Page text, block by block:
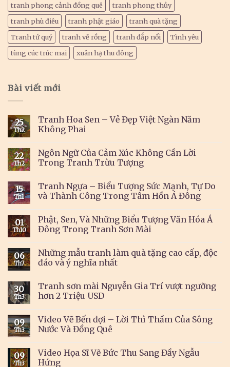
tranh phong cảnh đồng quê
tranh phong thủy
tranh phù điêu
tranh phật giáo
tranh quà tặng
Tranh tứ quý
tranh vẽ rồng tranh đắp nổi
Tình yêu
tùng cúc trúc mai
xuân hạ thu đông
Bài viết mới
25
Th2
Tranh Hoa Sen – Vẻ Đẹp Việt Ngàn Năm
Không Phai
22
Th2
Ngôn Ngữ Của Cảm Xúc Không Cần Lời
Trong Tranh Trừu Tượng
15
Th1
Tranh Ngựa – Biểu Tượng Sức Mạnh, Tự Do
và Thành Công Trong Tâm Hồn Á Đông
01
Th10
Phật, Sen, Và Những Biểu Tượng Văn Hóa Á
Đông Trong Tranh Sơn Mài
06
Th7
Những mẫu tranh làm quà tặng cao cấp, độc
đáo và ý nghĩa nhất
30
Th3
Tranh sơn mài Nguyễn Gia Trí vượt ngưỡng
hơn 2 Triệu USD
09
Th3
Video Vẽ Bến đợi – Lời Thì Thầm Của Sông
Nước Và Đồng Quê
09
Th3
Video Họa Sĩ Vẽ Bức Thu Sang Đầy Ngẫu
Hứng